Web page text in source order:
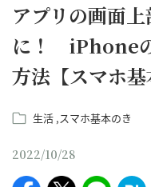
アプリの画面
に！ iPhone
方法【スマホ
生活 スマホ基本のき
2022/10/28